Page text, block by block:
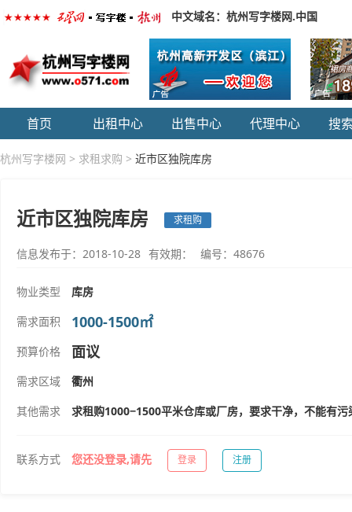
中文域名：杭州写字楼网.中国
首页 出租中心 出售中心 代理中心 搜
杭州写字楼网 > 求租求购 > 近市区独院库房
近市区独院库房 求租购
信息发布于：2018-10-28 有效期： 编号：48676
物业类型
库房
需求面积
1000-1500㎡
预算价格 面议
需求区域
衢州
其他需求
求租购1000−1500平米仓库或厂房，要求干净，不能有
联系方式 您还没登录,请先 登录 注册